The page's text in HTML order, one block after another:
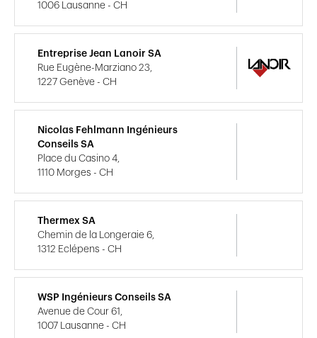
1006 Lausanne - CH
Entreprise Jean Lanoir SA
Rue Eugène-Marziano 23,
1227 Genève - CH
Nicolas Fehlmann Ingénieurs
Conseils SA
Place du Casino 4,
1110 Morges - CH
Thermex SA
Chemin de la Longeraie 6,
1312 Eclépens - CH
WSP Ingénieurs Conseils SA
Avenue de Cour 61,
1007 Lausanne - CH